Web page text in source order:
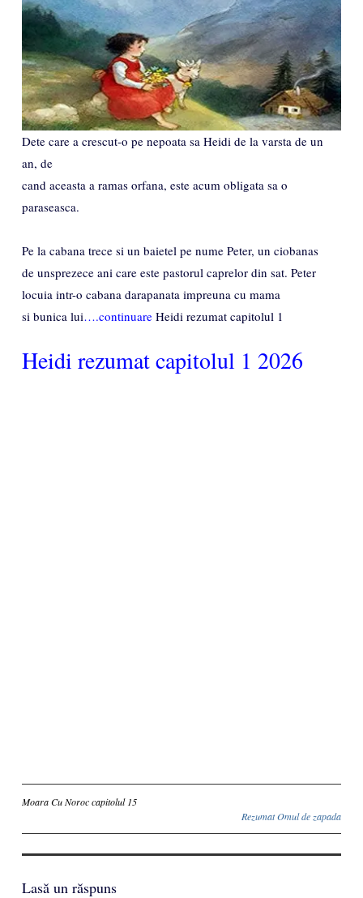
Dete care a crescut-o pe nepoata sa Heidi de la varsta de un
an, de
cand aceasta a ramas orfana, este acum obligata sa o
paraseasca.
Pe la cabana trece si un baietel pe nume Peter, un ciobanas
de unsprezece ani care este pastorul caprelor din sat. Peter
locuia intr-o cabana darapanata impreuna cu mama
si bunica lui….continuare Heidi rezumat capitolul 1
Heidi rezumat capitolul 1 2026
Inscriere
Moara Cu Noroc capitolul 15
Rezumat Omul de zapada
Lasă un răspuns